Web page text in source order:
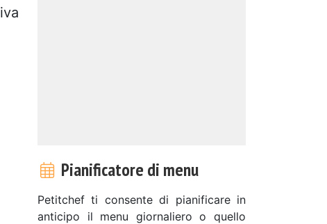
Pianificatore di menu
Petitchef ti consente di pianificare in
anticipo il menu giornaliero o quello